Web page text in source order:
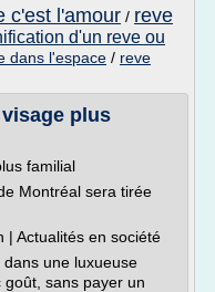
c'est l'amour / reve
d'un reve ou
dans l'espace / reve
plus
familial
Montréal sera tirée
| Actualités en société
une luxueuse
sans payer un